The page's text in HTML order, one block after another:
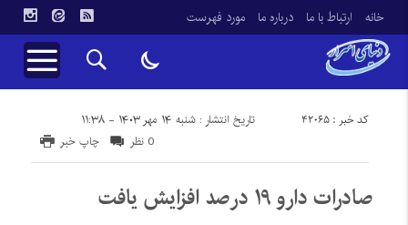
خانه ارتباط با ما درباره ما مورد فهرست
تاریخ انتشار : شنبه ۱۴ مهر ۱۴۰۳ - ۱۱:۳۸ کد خبر : 42065
چاپ خبر 0 نظر
صادرات دارو ۱۹ درصد افزایش یافت